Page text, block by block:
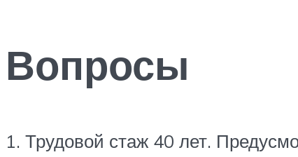
Вопросы
1. Трудовой стаж 40 лет.